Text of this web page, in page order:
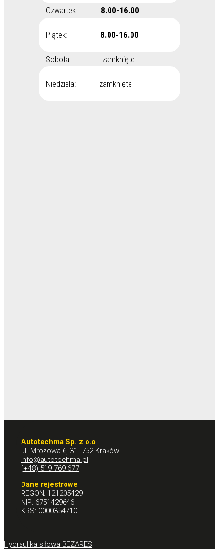
Czwartek: 8.00-16.00
Piątek: 8.00-16.00
Sobota: zamknięte
Niedziela: zamknięte
Autotechma Sp. z o.o
ul. Mrozowa 6, 31- 752 Kraków
info@autotechma.pl
(+48) 519 769 677
Dane rejestrowe
REGON: 121205429
NIP: 6751429646
KRS: 0000354710
Hydraulika siłowa BEZARES